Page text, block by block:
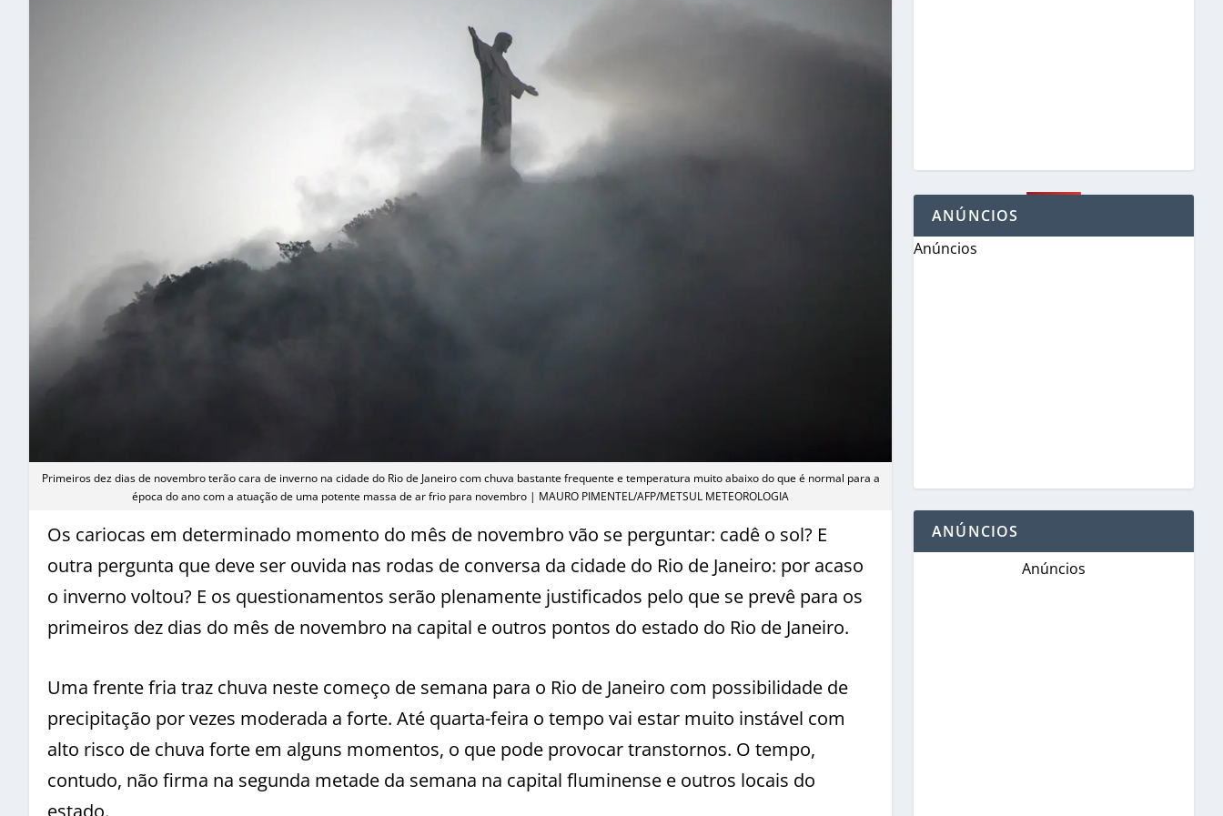
Primeiros dez dias de novembro terão cara de inverno na cidade do Rio de Janeiro com chuva bastante frequente e temperatura muito abaixo do que é normal para a
época do ano com a atuação de uma potente massa de ar frio para novembro | MAURO PIMENTEL/AFP/METSUL METEOROLOGIA
Os cariocas em determinado momento do mês de novembro vão se perguntar: cadê o sol? E
outra pergunta que deve ser ouvida nas rodas de conversa da cidade do Rio de Janeiro: por acaso
o inverno voltou? E os questionamentos serão plenamente justificados pelo que se prevê para os
primeiros dez dias do mês de novembro na capital e outros pontos do estado do Rio de Janeiro.
Uma frente fria traz chuva neste começo de semana para o Rio de Janeiro com possibilidade de
precipitação por vezes moderada a forte. Até quarta-feira o tempo vai estar muito instável com
alto risco de chuva forte em alguns momentos, o que pode provocar transtornos. O tempo,
contudo, não firma na segunda metade da semana na capital fluminense e outros locais do
estado.
ANÚNCIOS
Anúncios
ANÚNCIOS
Anúncios